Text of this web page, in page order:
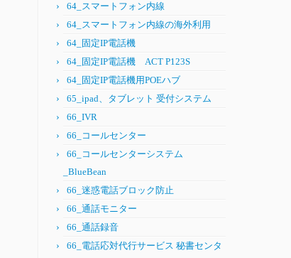
64_スマートフォン内線
64_スマートフォン内線の海外利用
64_固定IP電話機
64_固定IP電話機 ACT P123S
64_固定IP電話機用POEハブ
65_ipad、タブレット 受付システム
66_IVR
66_コールセンター
66_コールセンターシステム
_BlueBean
66_迷惑電話ブロック防止
66_通話モニター
66_通話録音
66_電話応対代行サービス 秘書センタ